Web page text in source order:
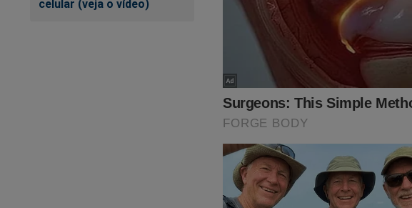
celular (veja o vídeo)